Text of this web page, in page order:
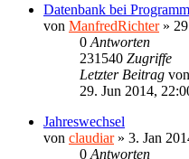
Datenbank bei
von ManfredRichter»
0 Antworten
231540 Zugriffe
Letzter Beitrag von
29. Jun 2014,
Jahreswechsel
von claudiar» 3. Jan
0 Antworten